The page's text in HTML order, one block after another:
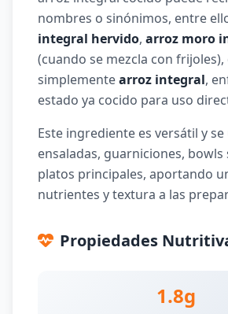
nombres o sinónimos, entre
integral hervido, arroz moro
(cuando se mezcla con frijoles),
simplementearroz integral,
estado ya cocido para uso
Este ingrediente es versátil y
ensaladas, guarniciones, bowls
platos principales, aportando
nutrientes y textura a las
Propiedades
1.8g